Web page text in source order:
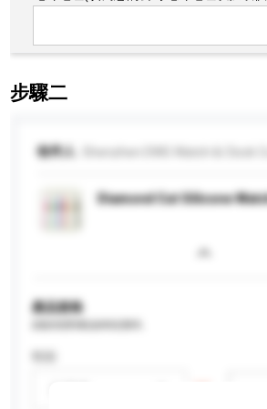
步驟二
收件人
Diamond Cut Silicone
產品規格